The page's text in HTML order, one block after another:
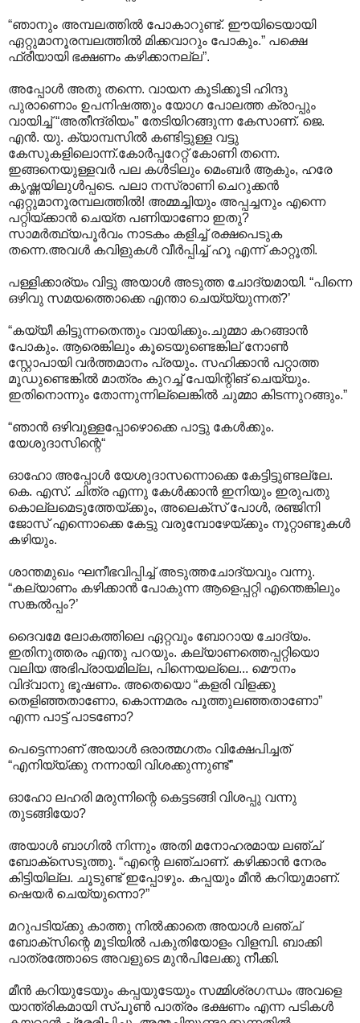
“ഞാനും അമ്പലത്തില്‍ പോകാറുണ്ട്. ഈയിടെയായി
ഏറ്റുമാനൂരമ്പലത്തില്‍ മിക്കവാറും പോകും.” പക്ഷെ
ഫ്രീയായി ഭക്ഷണം കഴിക്കാനല്ല”.
അപ്പോള്‍ അതു തന്നെ. വായന കൂടിക്കൂടി ഹിന്ദു
പുരാണൊം ഉപനിഷത്തും യോഗ പോലത്ത ക്രാപ്പും
വായിച്ച് “അതീന്ദ്രിയം” തേടിയിറങ്ങുന്ന കേസാണ്. ജെ.
എന്‍. യു. ക്യാമ്പസില്‍ കണ്ടിട്ടുള്ള വട്ടു
കേസുകളിലൊന്ന്.കോര്‍പ്പറേറ്റ് കോണി തന്നെ.
ഇങ്ങനെയുള്ളവര്‍ പല കള്‍ടിലും മെംബര്‍ ആകും, ഹരേ
കൃഷ്ണയിലുള്‍പ്പടെ. പലാ നസ്രാണി ചെറുക്കന്‍
ഏറ്റുമാനൂരമ്പലത്തില്‍! അമ്മച്ചിയും അപ്പച്ചനും എന്നെ
പറ്റിയ്ക്കാന്‍ ചെയ്ത പണിയാണോ ഇതു?
സാമര്‍ത്ഥ്യപൂര്‍വം നാടകം കളിച്ച് രക്ഷപെടുക
തന്നെ.അവള്‍ കവിളുകള്‍ വീര്‍പ്പിച്ച് ഹൂ എന്ന് കാറ്റൂതി.
പള്ളിക്കാര്യം വിട്ടു അയാള്‍ അടുത്ത ചോദ്യമായി. “പിന്നെ
ഒഴിവു സമയത്തൊക്കെ എന്താ ചെയ്യ്യുന്നത്?’
“കയ്യീ കിട്ടുന്നതെന്തും വായിക്കും.ചുമ്മാ കറങ്ങാന്‍
പോകും. ആരെങ്കിലും കൂടെയുണ്ടെങ്കില് നോണ്‍
സ്റ്റോപായി വര്‍ത്തമാനം പ്രയും. സഹിക്കാന്‍ പറ്റാത്ത
മൂഡുണ്ടെങ്കില്‍ മാത്രം കുറച്ച് പേയിന്റിങ് ചെയ്യും.
ഇതിനൊന്നും തോന്നുന്നില്ലെങ്കില്‍ ചുമ്മാ കിടന്നുറങ്ങും.”
“ഞാന്‍ ഒഴിവുള്ളപ്പോഴൊക്കെ പാട്ടു കേള്‍ക്കും.
യേശുദാസിന്റെ“
ഓഹോ അപ്പോള്‍ യേശുദാസന്നൊക്കെ കേട്ടിട്ടുണ്ടല്ലേ.
കെ. എസ്. ചിത്ര എന്നു കേള്‍ക്കാന്‍ ഇനിയും ഇരുപതു
കൊല്ലമെടുത്തേയ്ക്കും, അലെക്സ് പോള്‍, രഞ്ജിനി
ജോസ് എന്നൊക്കെ കേട്ടു വരുമ്പോഴേയ്ക്കും നൂറ്റാണ്ടുകള്‍‍
കഴിയും.
ശാന്തമുഖം ഘനീഭവിപ്പിച്ച് അടുത്തചോദ്യവും വന്നു.
“കല്യാണം കഴിക്കാന്‍ പോകുന്ന ആളെപ്പറ്റി എന്തെങ്കിലും
സങ്കല്‍പ്പം?’
ദൈവമേ ലോകത്തിലെ ഏറ്റവും ബോറായ ചോദ്യം.
ഇതിനുത്തരം എന്തു പറയും. കല്യാണത്തെപ്പറ്റിയൊ
വലിയ അഭിപ്രായമില്ല, പിന്നെയല്ലെ... മൌനം
വിദ്വാനു ഭൂഷണം. അതെയൊ “കളരി വിളക്കു
തെളിഞ്ഞതാണോ, കൊന്നമരം പൂത്തുലഞ്ഞതാണോ”
എന്ന പാട്ട് പാടണോ?
പെട്ടെന്നാണ് അയാള്‍ ഒരാത്മഗതം വിക്ഷേപിച്ചത്
“എനിയ്യ്ക്കു നന്നായി വിശക്കുന്നുണ്ട്”
ഓഹോ ലഹരി മരുന്നിന്റെ കെട്ടടങ്ങി വിശപ്പു വന്നു
തുടങ്ങിയോ?
അയാള്‍ ബാഗില്‍ നിന്നും അതി മനോഹരമായ ലഞ്ച്
ബോക്സെടുത്തു. “എന്റെ ലഞ്ചാണ്. കഴിക്കാന്‍ നേരം
കിട്ടിയില്ല. ചൂടുണ്ട് ഇപ്പോഴും. കപ്പയും മീന്‍ കറിയുമാണ്.
ഷെയര്‍ ചെയ്യുന്നൊ?”
മറുപടിയ്ക്കു കാത്തു നില്‍ക്കാതെ അയാള്‍ ലഞ്ച്
ബോക്സിന്റെ മൂടിയില്‍ പകുതിയോളം വിളമ്പി. ബാക്കി
പാത്രത്തോടെ അവളുടെ മുന്‍പിലേക്കു നീക്കി.
മീന്‍ കറിയുടേയും കപ്പയുടേയും സമ്മിശ്രഗന്ധം അവളെ
യാന്ത്രികമായി സ്പൂണ്‍ പാത്രം ഭക്ഷണം എന്ന പടികള്‍